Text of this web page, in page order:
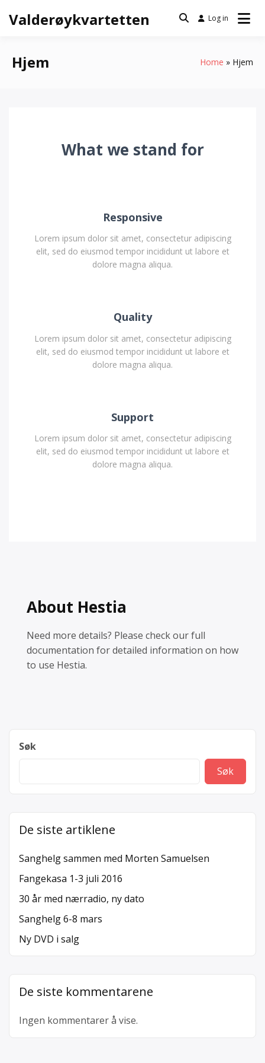
Valderøykvartetten Log in
Hjem Home Hjem
What we stand for
Responsive
Lorem ipsum dolor sit amet, consectetur adipiscing
elit, sed do eiusmod tempor incididunt ut labore et
dolore magna aliqua.
Quality
Lorem ipsum dolor sit amet, consectetur adipiscing
elit, sed do eiusmod tempor incididunt ut labore et
dolore magna aliqua.
Support
Lorem ipsum dolor sit amet, consectetur adipiscing
elit, sed do eiusmod tempor incididunt ut labore et
dolore magna aliqua.
About Hestia
Need more details? Please check our full
documentation for detailed information on how
to use Hestia.
Søk
Søk
De siste artiklene
Sanghelg sammen med Morten Samuelsen
Fangekasa 1-3 juli 2016
30 år med nærradio, ny dato
Sanghelg 6-8 mars
Ny DVD i salg
De siste kommentarene
Ingen kommentarer å vise.